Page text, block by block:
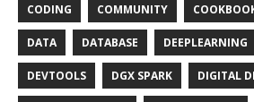
CODING COMMUNITY
DATA DATABASE DEEPLEARNING
DEVTOOLS DGX SPARK DIGITAL